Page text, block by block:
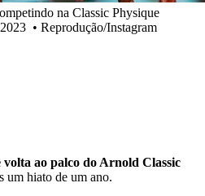
na Classic Physique
• Reprodução/Instagram
volta ao palco do Arnold Classic
um hiato de um ano.